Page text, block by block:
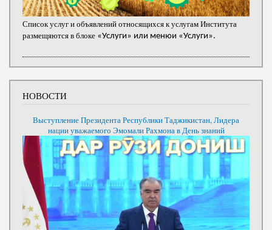
Список услуг и объявлений относящихся к услугам Института
размещяются в блоке «Услуги» или менюи «Услуги».
НОВОСТИ
Выступление Президента Республики Таджикистан, Лидера
нации уважаемого Эмомали Рахмона в День знаний